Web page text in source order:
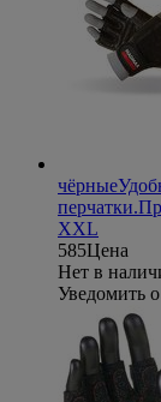
чёрные
перчатки.
XXL
585Цена
Нет в
Уведомить